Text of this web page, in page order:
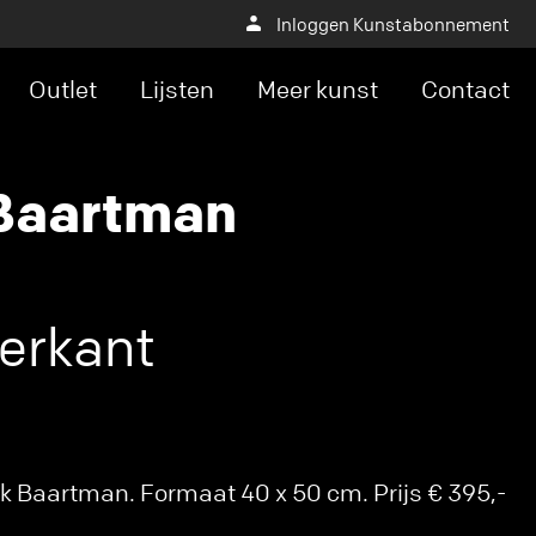
Inloggen Kunstabonnement
Outlet Lijsten Meer kunst Contact
Baartman. Formaat 40 x 50 cm. Prijs € 395,-